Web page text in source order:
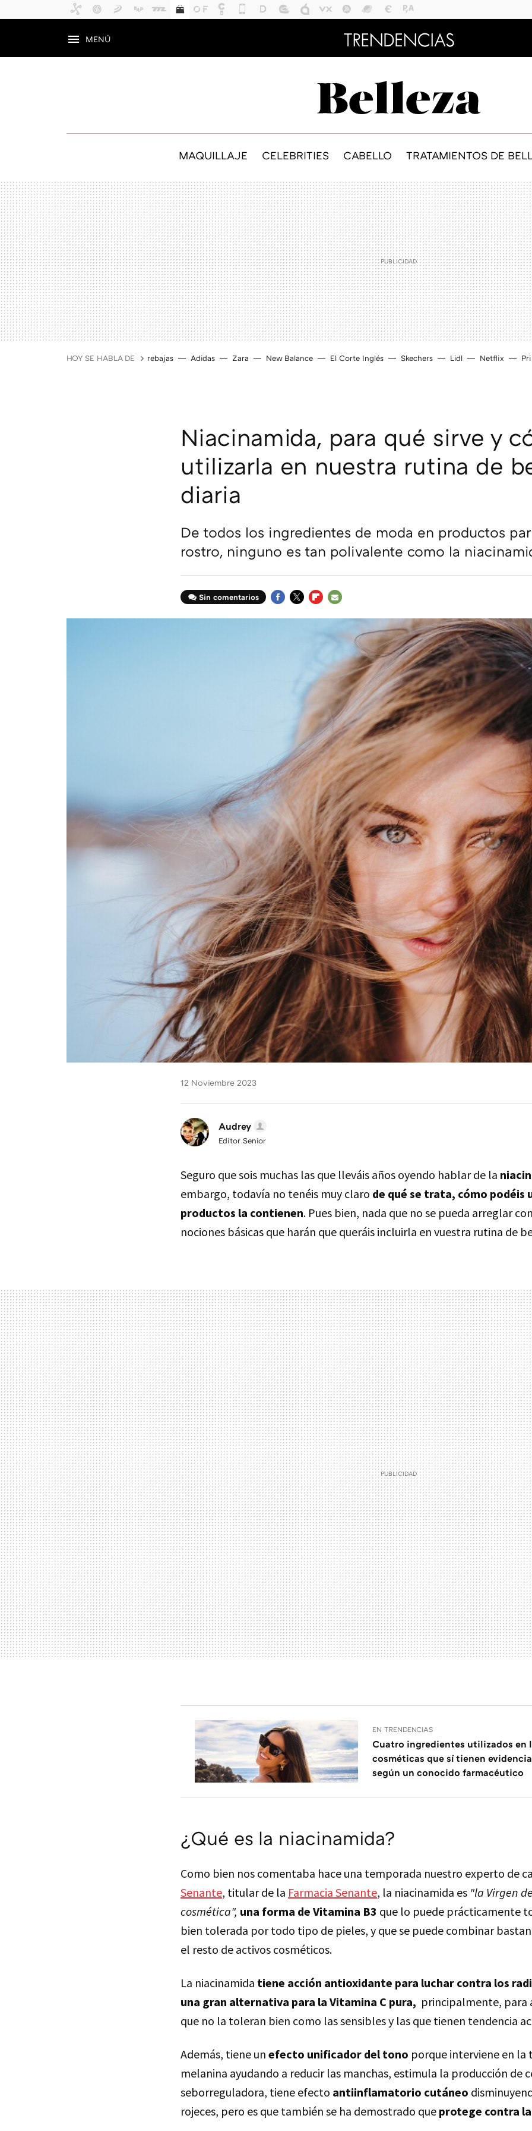
MENÚ
MAQUILLAJE CELEBRITIES CABELLO TRATAMIENTOS DE
HOY SE HABLA DE rebajas Adidas Zara New Balance El Corte Inglés Skechers Lidl Netflix
Niacinamida, para qué sirve y
utilizarla en nuestra rutina de
diaria
De todos los ingredientes de moda en productos
rostro, ninguno es tan polivalente como la
Sin comentarios
12 Noviembre 2023
Audrey
Editor Senior
Seguro que sois muchas las que lleváis años oyendo hablar de la
embargo, todavía no tenéis muy claro de qué se trata, cómo podéis
productos la contienen. Pues bien, nada que no se pueda arreglar
nociones básicas que harán que queráis incluirla en vuestra rutina de
EN TRENDENCIAS
Cuatro ingredientes utilizados en
cosméticas que sí tienen
según un conocido farmacéutico
¿Qué es la niacinamida?
Como bien nos comentaba hace una temporada nuestro experto de
Senante, titular de la Farmacia Senante, la niacinamida es "la Virgen
cosmética", una forma de Vitamina B3 que lo puede prácticamente
bien tolerada por todo tipo de pieles, y que se puede combinar
el resto de activos cosméticos.
La niacinamida tiene acción antioxidante para luchar contra los
una gran alternativa para la Vitamina C pura, principalmente, para
que no la toleran bien como las sensibles y las que tienen tendencia
Además, tiene un efecto unificador del tono porque interviene en la
melanina ayudando a reducir las manchas, estimula la producción de
seborreguladora, tiene efecto antiinflamatorio cutáneo
rojeces, pero es que también se ha demostrado que protege contra